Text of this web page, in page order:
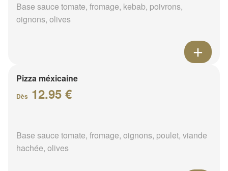
Base sauce tomate, fromage, kebab, poivrons,
oignons, olives
Pizza méxicaine
Dès 12.95 €
Base sauce tomate, fromage, oignons, poulet, viande
hachée, olives